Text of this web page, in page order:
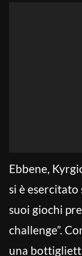
Ebbene,
si è
suoi giochi
challenge”.
una